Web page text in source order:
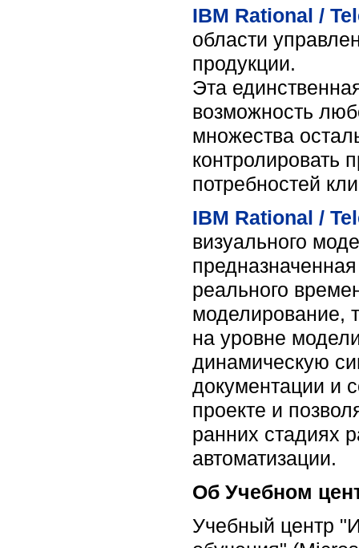
IBM Rational /
области
продукции.
Эта
возможность
множества
контролировать
потребностей
IBM Rational /
визуального
реального
моделирование,
на уровне
динамическую
документации и
проекте и
ранних стадиях
автоматизации.
Об Учебном
Учебный центр